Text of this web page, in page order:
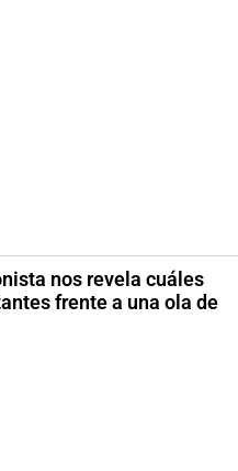
nos revela cuáles
frente a una ola de